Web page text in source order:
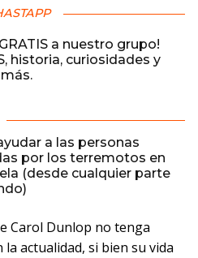
a nuestro grupo!
historia, curiosidades y
a las personas
por los terremotos en
(desde cualquier parte
Carol Dunlop no tenga
actualidad, si bien su vida